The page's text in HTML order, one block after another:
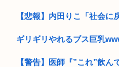
【悲報】内田りこ「社会に
ギリギリやれるブス巨乳
【警告】医師『”これ”飲